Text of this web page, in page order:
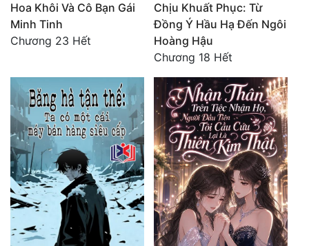
Hoa Khôi Và Cô Bạn Gái
Minh Tinh
Chương 23 Hết
Chịu Khuất Phục: Từ
Đồng Ý Hầu Hạ Đến Ngôi
Hoàng Hậu
Chương 18 Hết